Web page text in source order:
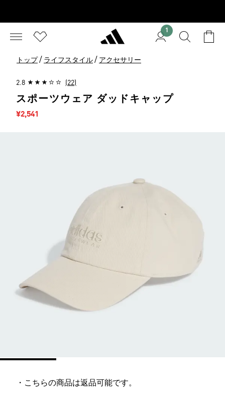
1
トップ / ライフスタイル / アクセサリー
2.8 (22)
スポーツウェア ダッドキャップ
セール価格
¥2,541
・こちらの商品は返品可能です。